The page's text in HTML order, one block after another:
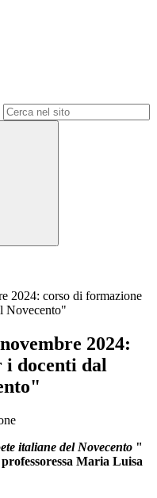
2024: corso di formazione
Novecento"
2024:
docenti dal
italiane del Novecento "
Maria Luisa